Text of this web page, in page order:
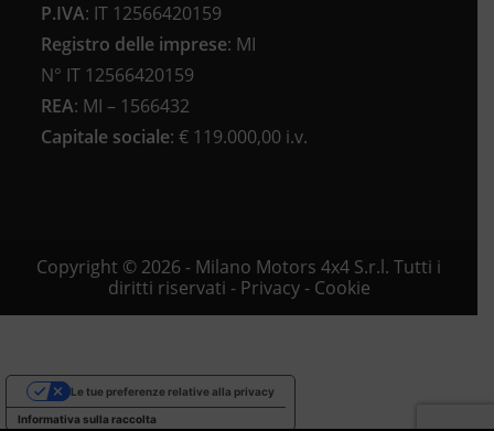
P.IVA: IT 12566420159
Registro delle imprese: MI
N° IT 12566420159
REA: MI – 1566432
Capitale sociale: € 119.000,00 i.v.
Copyright © 2026 - Milano Motors 4x4 S.r.l. Tutti i
diritti riservati - Privacy- Cookie
Informativa sulla raccolta
Le tue preferenze relative alla privacy